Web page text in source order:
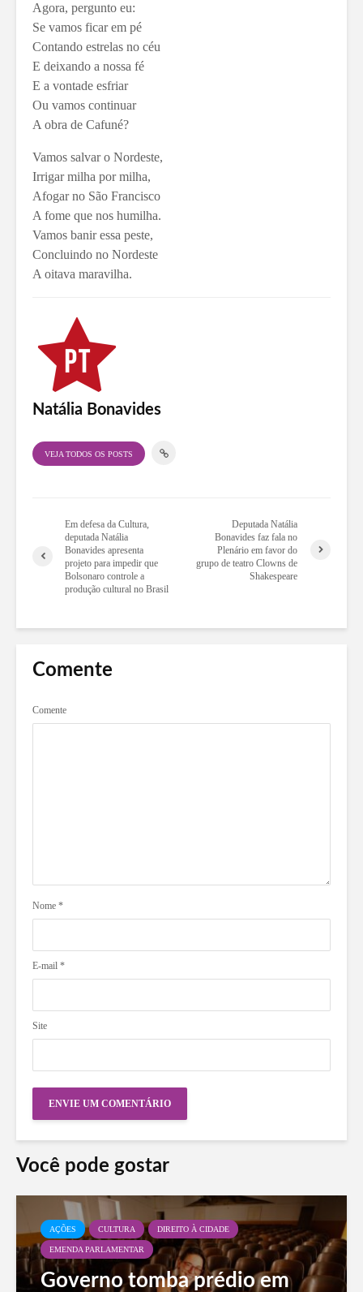
Agora, pergunto eu:
Se vamos ficar em pé
Contando estrelas no céu
E deixando a nossa fé
E a vontade esfriar
Ou vamos continuar
A obra de Cafuné?
Vamos salvar o Nordeste,
Irrigar milha por milha,
Afogar no São Francisco
A fome que nos humilha.
Vamos banir essa peste,
Concluindo no Nordeste
A oitava maravilha.
Natália Bonavides
VEJA TODOS OS POSTS
Em defesa da Cultura,
deputada Natália
Bonavides apresenta
projeto para impedir que
Bolsonaro controle a
produção cultural no Brasil
Deputada Natália
Bonavides faz fala no
Plenário em favor do
grupo de teatro Clowns de
Shakespeare
Comente
Comente
Nome *
E-mail *
Site
Você pode gostar
AÇÕES CULTURA DIREITO À CIDADE
EMENDA PARLAMENTAR
Governo tomba prédio em